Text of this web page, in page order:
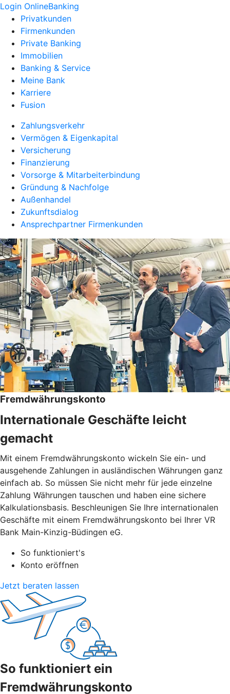
Login OnlineBanking
Privatkunden
Firmenkunden
Private Banking
Immobilien
Banking & Service
Meine Bank
Karriere
Fusion
Zahlungsverkehr
Vermögen & Eigenkapital
Versicherung
Finanzierung
Vorsorge & Mitarbeiterbindung
Gründung & Nachfolge
Außenhandel
Zukunftsdialog
Ansprechpartner Firmenkunden
Fremdwährungskonto
Internationale Geschäfte leicht
gemacht
Mit einem Fremdwährungskonto wickeln Sie ein- und
ausgehende Zahlungen in ausländischen Währungen ganz
einfach ab. So müssen Sie nicht mehr für jede einzelne
Zahlung Währungen tauschen und haben eine sichere
Kalkulationsbasis. Beschleunigen Sie Ihre internationalen
Geschäfte mit einem Fremdwährungskonto bei Ihrer VR
Bank Main-Kinzig-Büdingen eG.
So funktioniert's
Konto eröffnen
Jetzt beraten lassen
So funktioniert ein
Fremdwährungskonto